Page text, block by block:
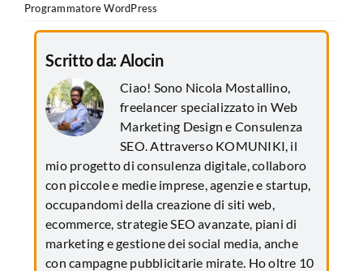
Programmatore WordPress
Scritto da:Alocin
Ciao! Sono Nicola Mostallino,
freelancer specializzato in Web
Marketing Design e Consulenza
SEO. Attraverso KOMUNIKI, il
mio progetto di consulenza digitale, collaboro
con piccole e medie imprese, agenzie e startup,
occupandomi della creazione di siti web,
ecommerce, strategie SEO avanzate, piani di
marketing e gestione dei social media, anche
con campagne pubblicitarie mirate. Ho oltre 10